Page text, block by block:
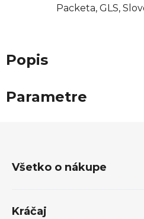
Packeta, GLS,
Popis
Parametre
Všetko o nákupe
Kráčaj